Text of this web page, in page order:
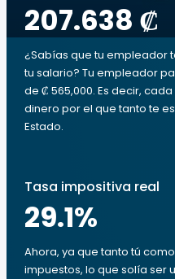
207.638 ₡
¿Sabías que tu empleador
tu salario? Tu empleador
de ₡ 565,000. Es decir,
dinero por el que tanto te
Estado.
Tasa impositiva real
29.1%
Ahora, ya que tanto tú
impuestos, lo que solía ser